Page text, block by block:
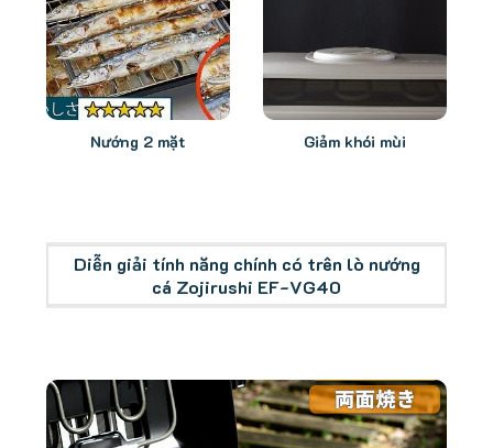
Nướng 2 mặt Giảm khói mùi
Diễn giải tính năng chính có trên lò nướng
cá Zojirushi EF-VG40